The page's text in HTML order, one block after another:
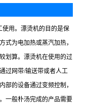
使用。漂烫机的目的是保
式为电加热或蒸汽加热，
划算。漂烫机在使用的过
过网带/输送带或者人工
部的设备通过变频控制，
一般朴汤完成的产品需要